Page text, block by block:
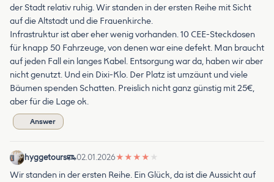
der Stadt relativ ruhig. Wir standen in der ersten Reihe mit Sicht
auf die Altstadt und die Frauenkirche.
Infrastruktur ist aber eher wenig vorhanden. 10 CEE-Steckdosen
für knapp 50 Fahrzeuge, von denen war eine defekt. Man braucht
auf jeden Fall ein langes Kabel. Entsorgung war da, haben wir aber
nicht genutzt. Und ein Dixi-Klo. Der Platz ist umzäunt und viele
Bäumen spenden Schatten. Preislich nicht ganz günstig mit 25€,
aber für die Lage ok.
Answer
hyggetours 02.01.2026★ ★ ★ ★ ★
Wir standen in der ersten Reihe. Ein Glück, da ist die Aussicht auf